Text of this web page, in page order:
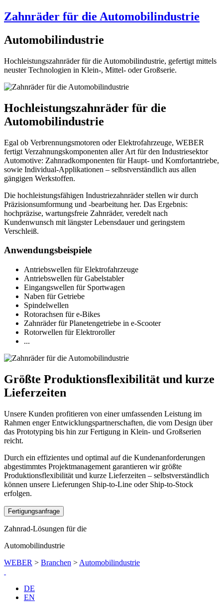
Zahnräder für die Automobilindustrie
Automobilindustrie
Hochleistungszahnräder für die Automobilindustrie, gefertigt mittels
neuster Technologien in Klein-, Mittel- oder Großserie.
Hochleistungszahnräder für die
Automobilindustrie
Egal ob Verbrennungsmotoren oder Elektrofahrzeuge, WEBER
fertigt Verzahnungskomponenten aller Art für den Industriesektor
Automotive: Zahnradkomponenten für Haupt- und Komfortantriebe,
sowie Individual-Applikationen – selbstverständlich aus allen
gängigen Werkstoffen.
Die hochleistungsfähigen Industriezahnräder stellen wir durch
Präzisionsumformung und -bearbeitung her. Das Ergebnis:
hochpräzise, wartungsfreie Zahnräder, veredelt nach
Kundenwunsch mit längster Lebensdauer und geringstem
Verschleiß.
Anwendungsbeispiele
Antriebswellen für Elektrofahrzeuge
Antriebswellen für Gabelstabler
Eingangswellen für Sportwagen
Naben für Getriebe
Spindelwellen
Rotorachsen für e-Bikes
Zahnräder für Planetengetriebe in e-Scooter
Rotorwellen für Elektroroller
...
Größte Produktionsflexibilität und kurze
Lieferzeiten
Unsere Kunden profitieren von einer umfassenden Leistung im
Rahmen enger Entwicklungspartnerschaften, die vom Design über
das Prototyping bis hin zur Fertigung in Klein- und Großserien
reicht.
Durch ein effizientes und optimal auf die Kundenanforderungen
abgestimmtes Projektmanagement garantieren wir größte
Produktionsflexibilität und kurze Lieferzeiten – selbstverständlich
können unsere Lieferungen Ship-to-Line oder Ship-to-Stock
erfolgen.
Fertigungsanfrage
Zahnrad-Lösungen für die
Automobilindustrie
WEBER > Branchen > Automobilindustrie
DE
EN